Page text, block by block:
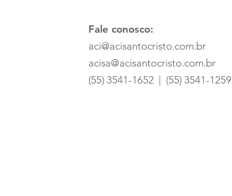
Fale conosco:
aci@acisantocristo.com.br
acisa@acisantocristo.com.br
(55) 3541-1652 | (55) 3541-1259